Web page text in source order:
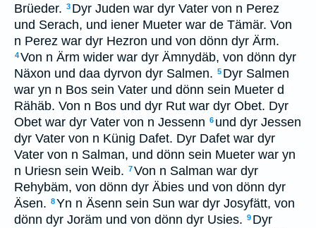
Brüeder. 3 Dyr Juden war dyr Vater von n Perez
und Serach, und iener Mueter war de Tämär. Von
n Perez war dyr Hezron und von dönn dyr Ärm.
4Von n Ärm wider war dyr Ämnydäb, von dönn dyr
Näxon und daa dyrvon dyr Salmen. 5 Dyr Salmen
war yn n Bos sein Vater und dönn sein Mueter d
Rähäb. Von n Bos und dyr Rut war dyr Obet. Dyr
Obet war dyr Vater von n Jessenn 6 und dyr Jessen
dyr Vater von n Künig Dafet. Dyr Dafet war dyr
Vater von n Salman, und dönn sein Mueter war yn
n Uriesn sein Weib. 7Von n Salman war dyr
Rehybäm, von dönn dyr Äbies und von dönn dyr
Äsen. 8Yn n Äsenn sein Sun war dyr Josyfätt, von
dönn dyr Joräm und von dönn dyr Usies. 9 Dyr